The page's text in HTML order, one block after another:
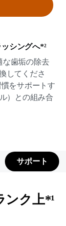
シングへ*²
な歯垢の除去
してくださ
をサポートす
）との組み合
サポート
ンク上*¹